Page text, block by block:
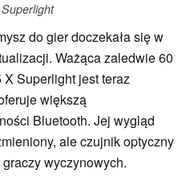
do gier doczekała się w
Ważąca zaledwie 60
Superlight jest teraz
większą
Bluetooth. Jej wygląd
ale czujnik optyczny
wyczynowych.